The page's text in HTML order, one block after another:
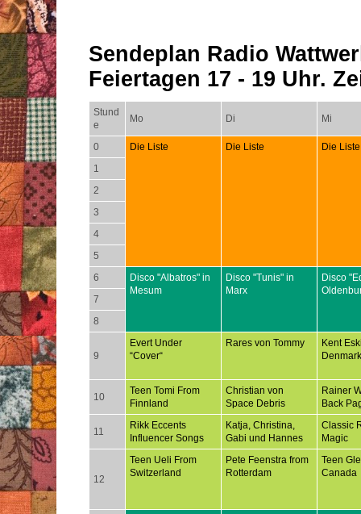
Sendeplan Radio
Feiertagen 17 - 19 Uhr.
Stund
e
Mo Di Mi
0 Die Liste Die Liste
Die Liste
1
2
3
4
5
6
Disco "Albatros" in
Mesum
Disco "Tunis" in
Marx
Disco
7
8
9
Evert Under
“Cover“
Rares von Tommy
Kent
Denmark
10
Teen Tomi From
Finnland
Christian von
Space Debris
Rainer
Back
11
Rikk Eccents
Influencer Songs
Katja, Christina,
Gabi und Hannes
Classic
Magic
12
Teen Ueli From
Switzerland
Pete Feenstra from
Rotterdam
Teen
Canada